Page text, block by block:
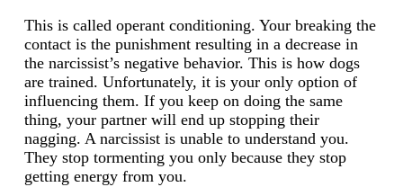
This is called operant conditioning. Your breaking the
contact is the punishment resulting in a decrease in
the narcissist’s negative behavior. This is how dogs
are trained. Unfortunately, it is your only option of
influencing them. If you keep on doing the same
thing, your partner will end up stopping their
nagging. A narcissist is unable to understand you.
They stop tormenting you only because they stop
getting energy from you.